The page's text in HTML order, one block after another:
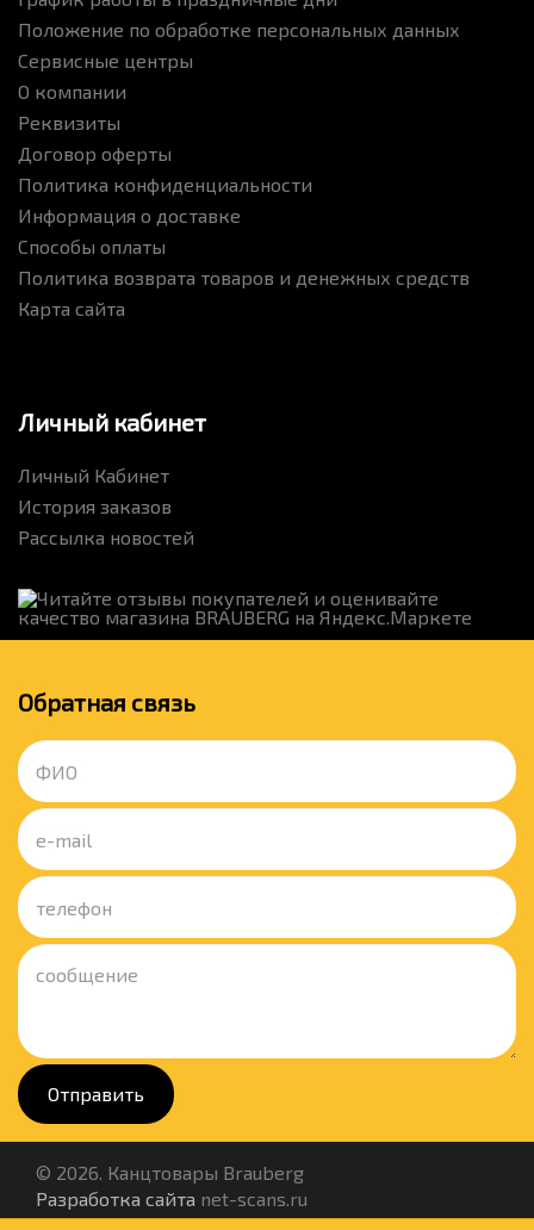
Положение по обработке персональных данных
Сервисные центры
О компании
Реквизиты
Договор оферты
Политика конфиденциальности
Информация о доставке
Способы оплаты
Политика возврата товаров и денежных средств
Карта сайта
Личный кабинет
Личный Кабинет
История заказов
Рассылка новостей
Обратная связь
Отправить
© 2026. Канцтовары Brauberg
Разработка сайта net-scans.ru